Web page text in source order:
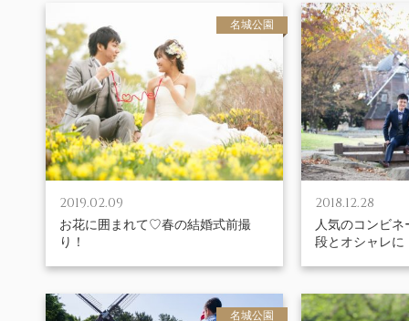
2019.02.09
お花に囲まれて♡春の結婚式前撮
り！
名城公園
2018.12.28
人気のコンビ
段とオシャレに
名城公園